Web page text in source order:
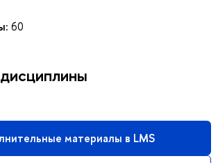
60
материалы в LMS